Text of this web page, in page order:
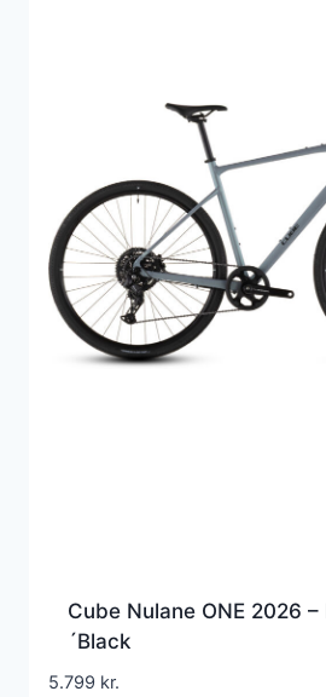
Cube Nulane ONE 2026 –
´Black
5.799 kr.